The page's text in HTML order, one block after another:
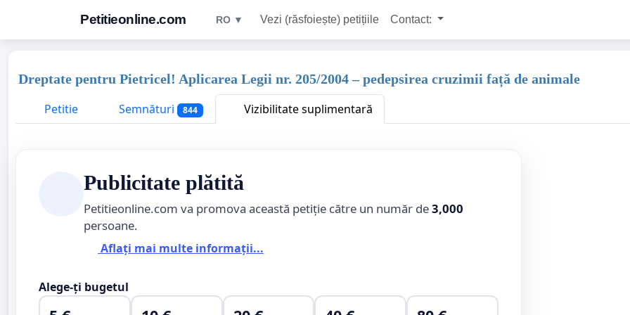
Petitieonline.com RO ▼ Vezi (răsfoiește) petițiile Contact:
Dreptate pentru Pietricel! Aplicarea Legii nr. 205/2004 – pedepsirea cruzimii față de animale
Petitie
Semnături 844 Vizibilitate suplimentară
Publicitate plătită
Petitieonline.com va promova această petiție către un număr de3,000
persoane.
Aflați mai multe informații...
Alege-ți bugetul